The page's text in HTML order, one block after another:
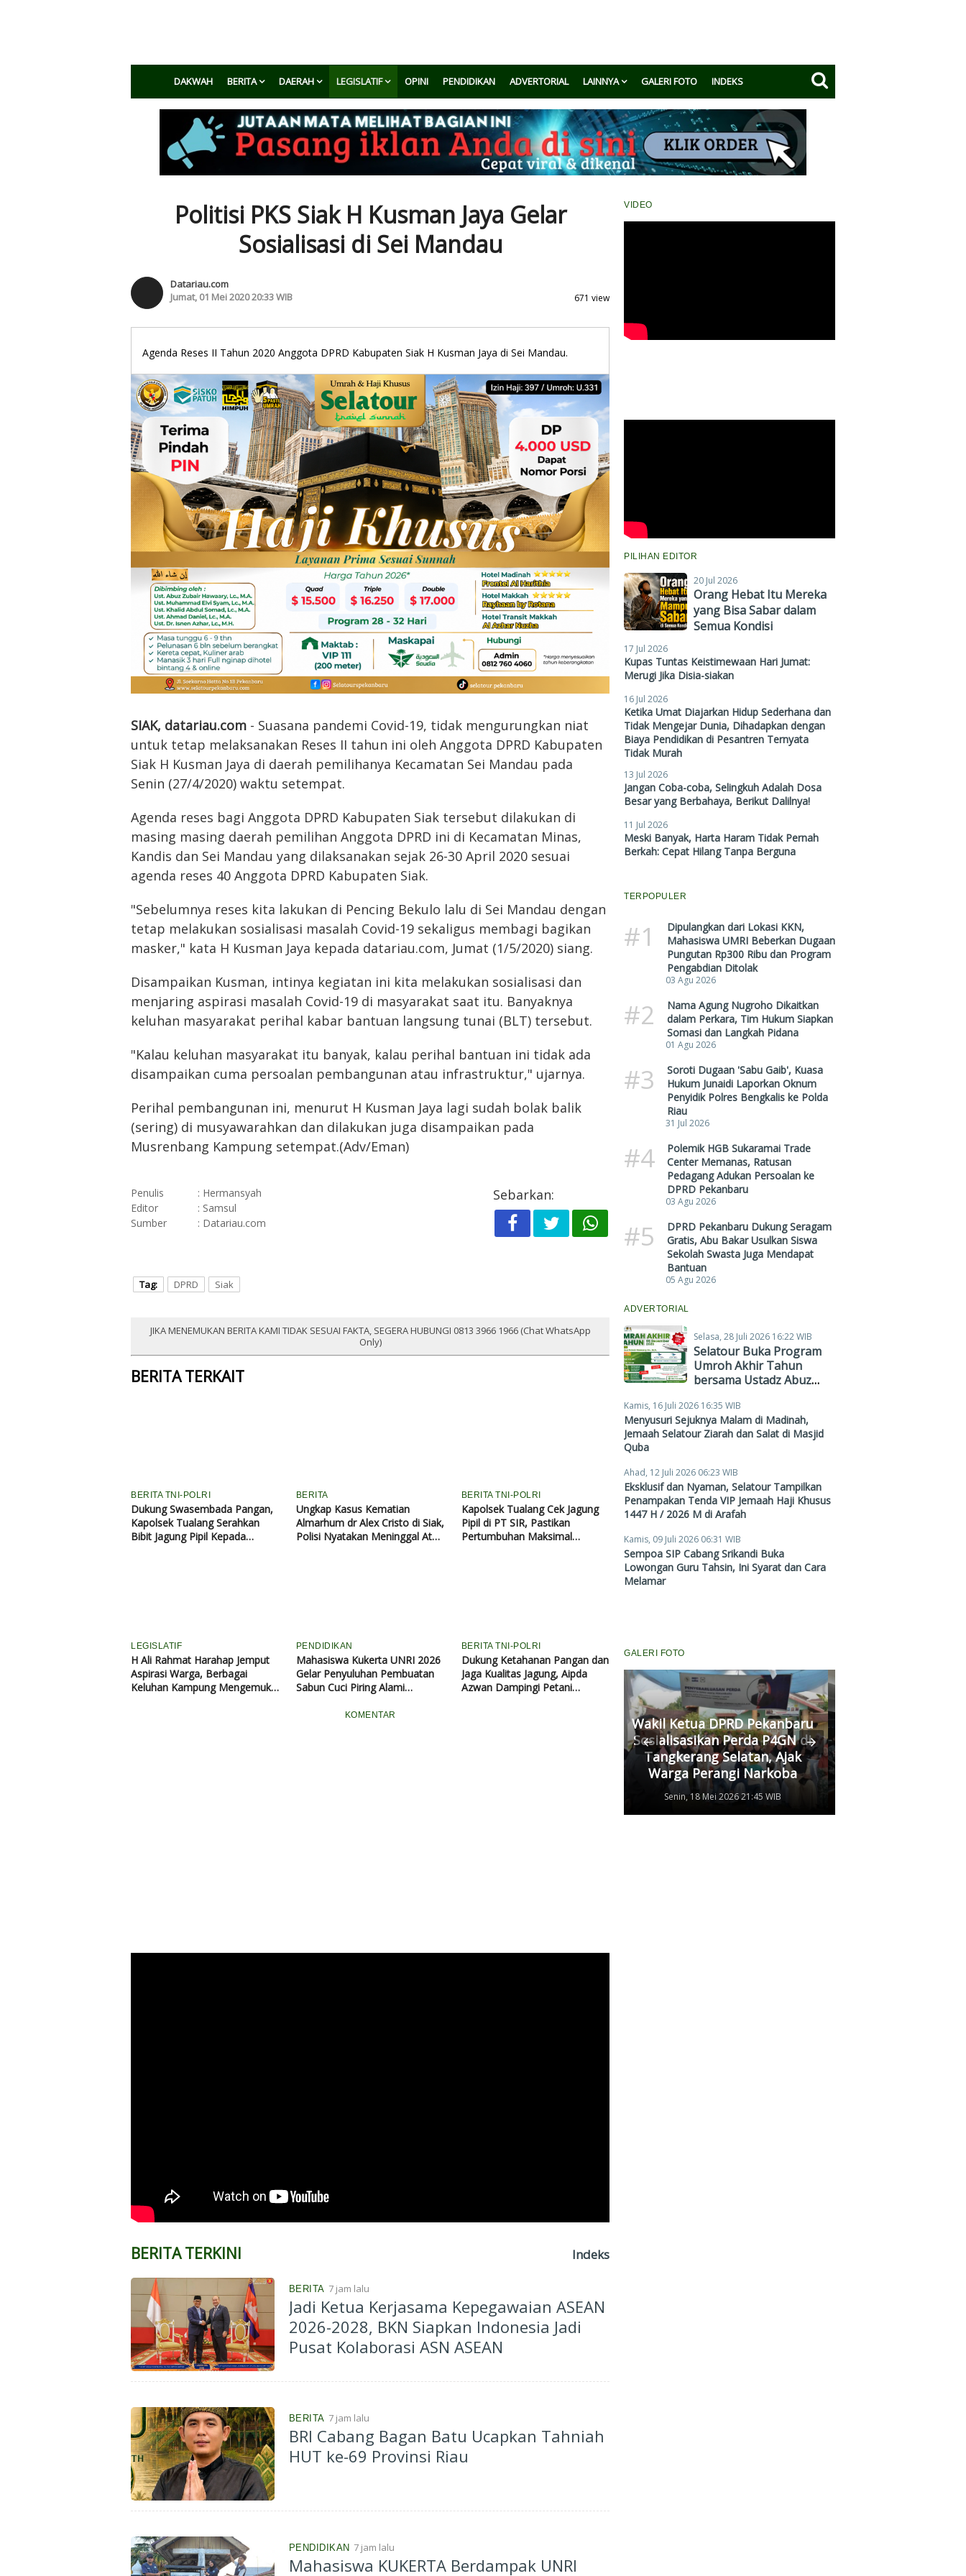
DAKWAH BERITA DAERAH LEGISLATIF OPINI PENDIDIKAN ADVERTORIAL LAINNYA GALERI FOTO INDEKS
Politisi PKS Siak H Kusman Jaya Gelar
Sosialisasi di Sei Mandau
Datariau.com
Jumat, 01 Mei 2020 20:33 WIB
671 view
Agenda Reses II Tahun 2020 Anggota DPRD Kabupaten Siak H Kusman Jaya di Sei Mandau.
SIAK, datariau.com - Suasana pandemi Covid-19, tidak mengurungkan niat
untuk tetap melaksanakan Reses II tahun ini oleh Anggota DPRD Kabupaten
Siak H Kusman Jaya di daerah pemilihanya Kecamatan Sei Mandau pada
Senin (27/4/2020) waktu setempat.
Agenda reses bagi Anggota DPRD Kabupaten Siak tersebut dilakukan di
masing masing daerah pemilihan Anggota DPRD ini di Kecamatan Minas,
Kandis dan Sei Mandau yang dilaksanakan sejak 26-30 April 2020 sesuai
agenda reses 40 Anggota DPRD Kabupaten Siak.
"Sebelumnya reses kita lakukan di Pencing Bekulo lalu di Sei Mandau dengan
tetap melakukan sosialisasi masalah Covid-19 sekaligus membagi bagikan
masker," kata H Kusman Jaya kepada datariau.com, Jumat (1/5/2020) siang.
Disampaikan Kusman, intinya kegiatan ini kita melakukan sosialisasi dan
menjaring aspirasi masalah Covid-19 di masyarakat saat itu. Banyaknya
keluhan masyarakat perihal kabar bantuan langsung tunai (BLT) tersebut.
"Kalau keluhan masyarakat itu banyak, kalau perihal bantuan ini tidak ada
disampaikan cuma persoalan pembangunan atau infrastruktur," ujarnya.
Perihal pembangunan ini, menurut H Kusman Jaya lagi sudah bolak balik
(sering) di musyawarahkan dan dilakukan juga disampaikan pada
Musrenbang Kampung setempat.(Adv/Eman)
Penulis
: Hermansyah
Editor
: Samsul
Sumber
: Datariau.com
Sebarkan:
Tag: DPRD Siak
JIKA MENEMUKAN BERITA KAMI TIDAK SESUAI FAKTA, SEGERA HUBUNGI 0813 3966 1966 (Chat WhatsApp
Only)
BERITA TERKAIT
BERITA TNI-POLRI
Dukung Swasembada Pangan,
Kapolsek Tualang Serahkan
Bibit Jagung Pipil Kepada
BERITA
Ungkap Kasus Kematian
Almarhum dr Alex Cristo di Siak,
Polisi Nyatakan Meninggal Atas
BERITA TNI-POLRI
Kapolsek Tualang Cek Jagung
Pipil di PT SIR, Pastikan
Pertumbuhan Maksimal
LEGISLATIF
H Ali Rahmat Harahap Jemput
Aspirasi Warga, Berbagai
Keluhan Kampung Mengemuka
PENDIDIKAN
Mahasiswa Kukerta UNRI 2026
Gelar Penyuluhan Pembuatan
Sabun Cuci Piring Alami
Pandan di Kampung Bandar
BERITA TNI-POLRI
Dukung Ketahanan Pangan dan
Jaga Kualitas Jagung, Aipda
Azwan Dampingi Petani
KOMENTAR
BERITA TERKINI Indeks
BERITA 7 jam lalu
Jadi Ketua Kerjasama Kepegawaian ASEAN
2026-2028, BKN Siapkan Indonesia Jadi
Pusat Kolaborasi ASN ASEAN
BERITA 7 jam lalu
BRI Cabang Bagan Batu Ucapkan Tahniah
HUT ke-69 Provinsi Riau
PENDIDIKAN 7 jam lalu
Mahasiswa KUKERTA Berdampak UNRI
VIDEO
PILIHAN EDITOR
20 Jul 2026
Orang Hebat Itu Mereka
yang Bisa Sabar dalam
Semua Kondisi
17 Jul 2026
Kupas Tuntas Keistimewaan Hari Jumat:
Merugi Jika Disia-siakan
16 Jul 2026
Ketika Umat Diajarkan Hidup Sederhana dan
Tidak Mengejar Dunia, Dihadapkan dengan
Biaya Pendidikan di Pesantren Ternyata
Tidak Murah
13 Jul 2026
Jangan Coba-coba, Selingkuh Adalah Dosa
Besar yang Berbahaya, Berikut Dalilnya!
11 Jul 2026
Meski Banyak, Harta Haram Tidak Pernah
Berkah: Cepat Hilang Tanpa Berguna
TERPOPULER
#1
Dipulangkan dari Lokasi KKN,
Mahasiswa UMRI Beberkan Dugaan
Pungutan Rp300 Ribu dan Program
Pengabdian Ditolak
03 Agu 2026
#2
Nama Agung Nugroho Dikaitkan
dalam Perkara, Tim Hukum Siapkan
Somasi dan Langkah Pidana
01 Agu 2026
#3
Soroti Dugaan 'Sabu Gaib', Kuasa
Hukum Junaidi Laporkan Oknum
Penyidik Polres Bengkalis ke Polda
Riau
31 Jul 2026
#4
Polemik HGB Sukaramai Trade
Center Memanas, Ratusan
Pedagang Adukan Persoalan ke
DPRD Pekanbaru
03 Agu 2026
#5
DPRD Pekanbaru Dukung Seragam
Gratis, Abu Bakar Usulkan Siswa
Sekolah Swasta Juga Mendapat
Bantuan
05 Agu 2026
ADVERTORIAL
Selasa, 28 Juli 2026 16:22 WIB
Selatour Buka Program
Umroh Akhir Tahun
bersama Ustadz Abuz
Mulai Rp38,4 Juta
Kamis, 16 Juli 2026 16:35 WIB
Menyusuri Sejuknya Malam di Madinah,
Jemaah Selatour Ziarah dan Salat di Masjid
Quba
Ahad, 12 Juli 2026 06:23 WIB
Eksklusif dan Nyaman, Selatour Tampilkan
Penampakan Tenda VIP Jemaah Haji Khusus
1447 H / 2026 M di Arafah
Kamis, 09 Juli 2026 06:31 WIB
Sempoa SIP Cabang Srikandi Buka
Lowongan Guru Tahsin, Ini Syarat dan Cara
Melamar
GALERI FOTO
Wakil Ketua DPRD Pekanbaru
Sosialisasikan Perda P4GN di
Tangkerang Selatan, Ajak
Warga Perangi Narkoba
Senin, 18 Mei 2026 21:45 WIB